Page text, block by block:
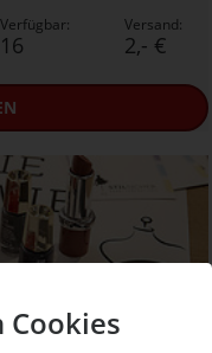
Cookies
Verfügbar:
16
Versand:
2,- €